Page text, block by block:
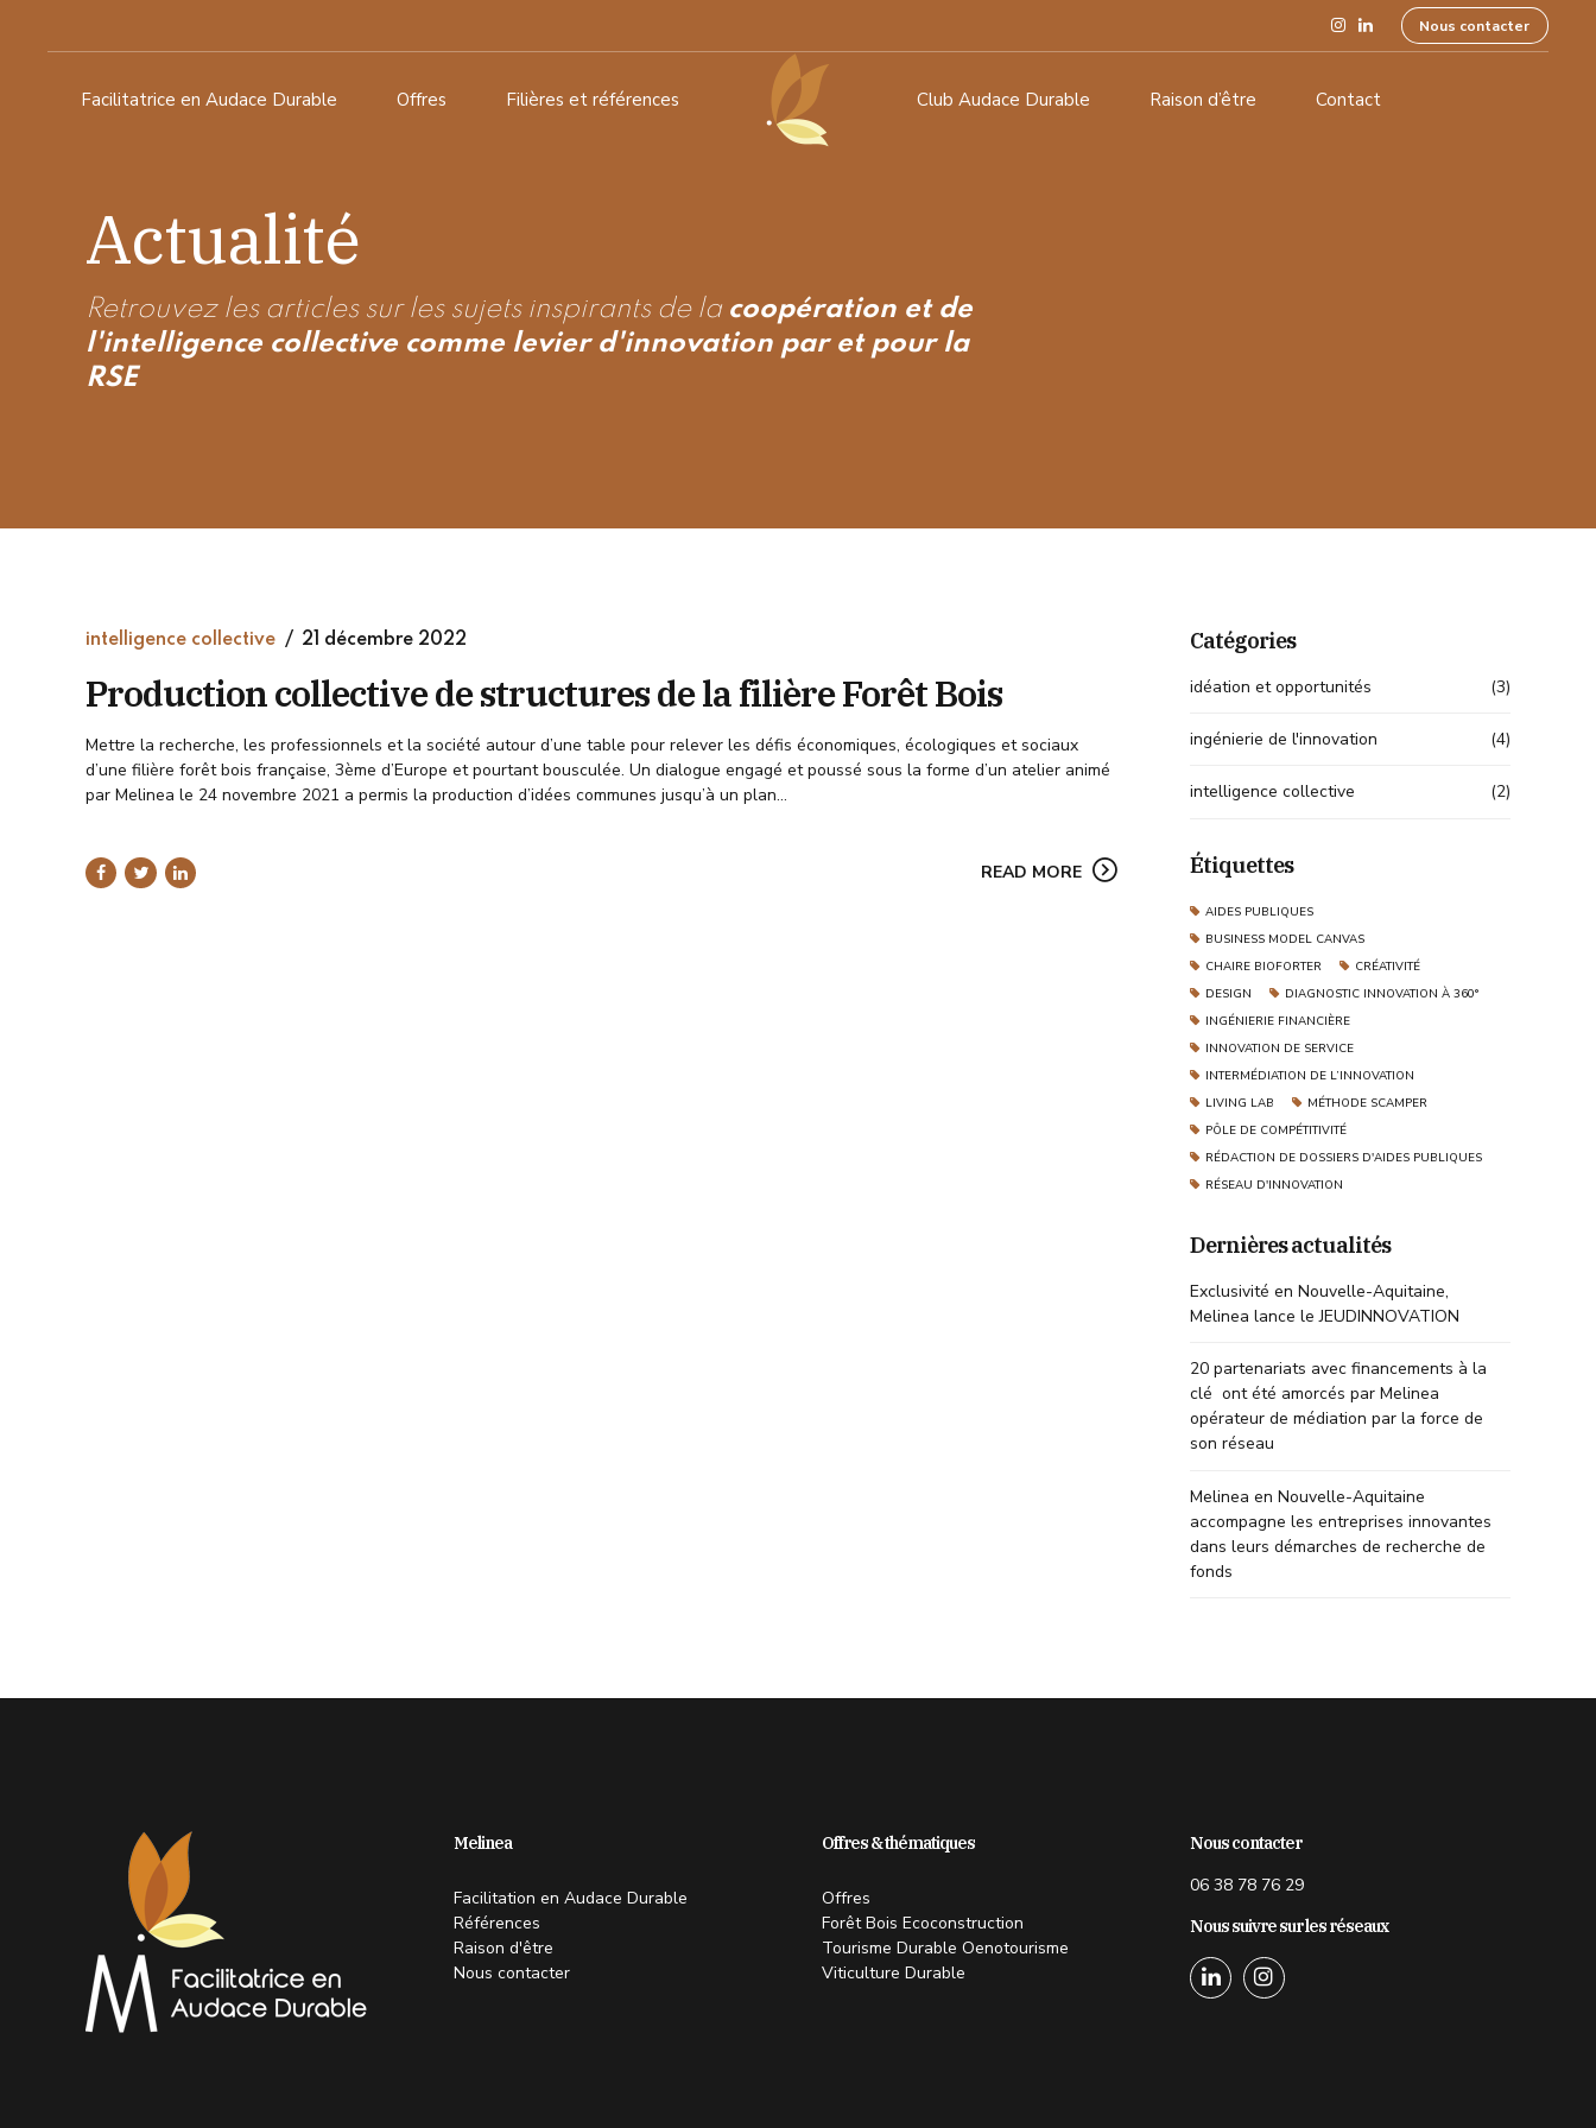
Nous contacter
Facilitatrice en Audace Durable Offres Filières et références Club Audace Durable Raison d’être Contact
Actualité
Retrouvez les articles sur les sujets inspirants de la coopération et de
l'intelligence collective comme levier d'innovation par et pour la
RSE
intelligence collective 21 décembre 2022
Production collective de structures de la filière Forêt Bois
Mettre la recherche, les professionnels et la société autour d’une table pour relever les défis économiques, écologiques et sociaux
d’une filière forêt bois française, 3ème d’Europe et pourtant bousculée. Un dialogue engagé et poussé sous la forme d’un atelier animé
par Melinea le 24 novembre 2021 a permis la production d’idées communes jusqu’à un plan...
READ MORE
Catégories
idéation et opportunités (3)
ingénierie de l'innovation (4)
intelligence collective (2)
Étiquettes
AIDES PUBLIQUES
BUSINESS MODEL CANVAS
CHAIRE BIOFORTER
CRÉATIVITÉ
DESIGN
DIAGNOSTIC INNOVATION À 360°
INGÉNIERIE FINANCIÈRE
INNOVATION DE SERVICE
INTERMÉDIATION DE L’INNOVATION
LIVING LAB
MÉTHODE SCAMPER
PÔLE DE COMPÉTITIVITÉ
RÉDACTION DE DOSSIERS D'AIDES PUBLIQUES
RÉSEAU D'INNOVATION
Dernières actualités
Exclusivité en Nouvelle-Aquitaine,
Melinea lance le JEUDINNOVATION
20 partenariats avec financements à la
clé ont été amorcés par Melinea
opérateur de médiation par la force de
son réseau
Melinea en Nouvelle-Aquitaine
accompagne les entreprises innovantes
dans leurs démarches de recherche de
fonds
Melinea
Facilitation en Audace Durable
Références
Raison d'être
Nous contacter
Offres & thématiques
Offres
Forêt Bois Ecoconstruction
Tourisme Durable Oenotourisme
Viticulture Durable
Nous contacter
06 38 78 76 29
Nous suivre sur les réseaux